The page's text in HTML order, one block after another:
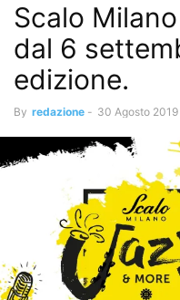
Scalo
dal 6
edizione.
By redazione - 30 Agosto 2019